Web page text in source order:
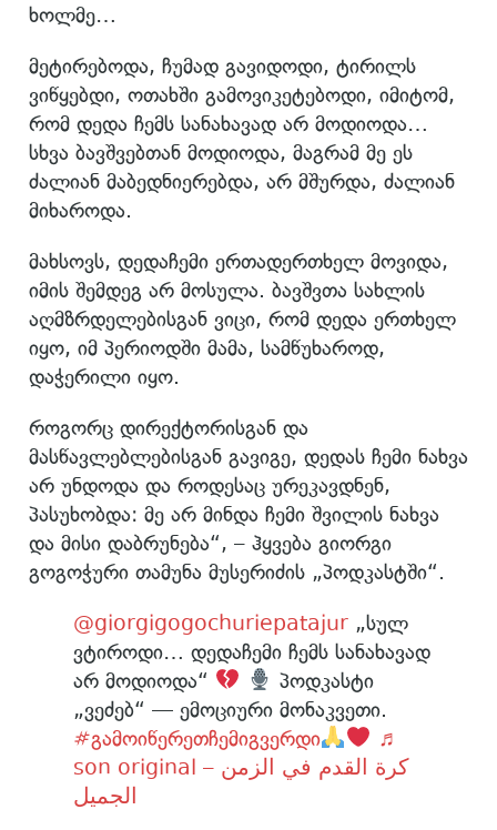
ხოლმე…
მეტირებოდა, ჩუმად გავიდოდი, ტირილს
ვიწყებდი, ოთახში გამოვიკეტებოდი, იმიტომ,
რომ დედა ჩემს სანახავად არ მოდიოდა…
სხვა ბავშვებთან მოდიოდა, მაგრამ მე ეს
ძალიან მაბედნიერებდა, არ მშურდა, ძალიან
მიხაროდა.
მახსოვს, დედაჩემი ერთადერთხელ მოვიდა,
იმის შემდეგ არ მოსულა. ბავშვთა სახლის
აღმზრდელებისგან ვიცი, რომ დედა ერთხელ
იყო, იმ პერიოდში მამა, სამწუხაროდ,
დაჭერილი იყო.
როგორც დირექტორისგან და
მასწავლებლებისგან გავიგე, დედას ჩემი ნახვა
არ უნდოდა და როდესაც ურეკავდნენ,
პასუხობდა: მე არ მინდა ჩემი შვილის ნახვა
და მისი დაბრუნება“, – ჰყვება გიორგი
გოგოჭური თამუნა მუსერიძის „პოდკასტში“.
@giorgigogochuriepatajur „სულ
ვტიროდი… დედაჩემი ჩემს სანახავად
არ მოდიოდა“
პოდკასტი
„ვეძებ“ — ემოციური მონაკვეთი.
#გამოიწერეთჩემიგვერდი
♬
son original – كرة القدم في الزمن
الجميل